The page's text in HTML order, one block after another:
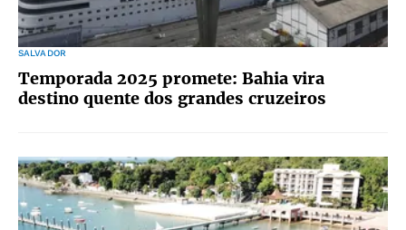
SALVADOR
Temporada 2025 promete: Bahia vira
destino quente dos grandes cruzeiros